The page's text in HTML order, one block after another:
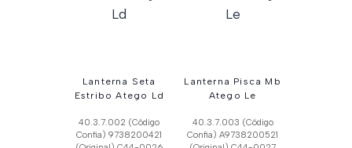
Lanterna Seta
Estribo Atego Ld
40.3.7.002 (Código
Confia) 9738200421
Lanterna Pisca Mb
Atego Le
40.3.7.003 (Código
Confia) A9738200521